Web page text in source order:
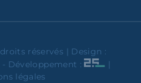
réservés | Design :
- Développement :
|
légales